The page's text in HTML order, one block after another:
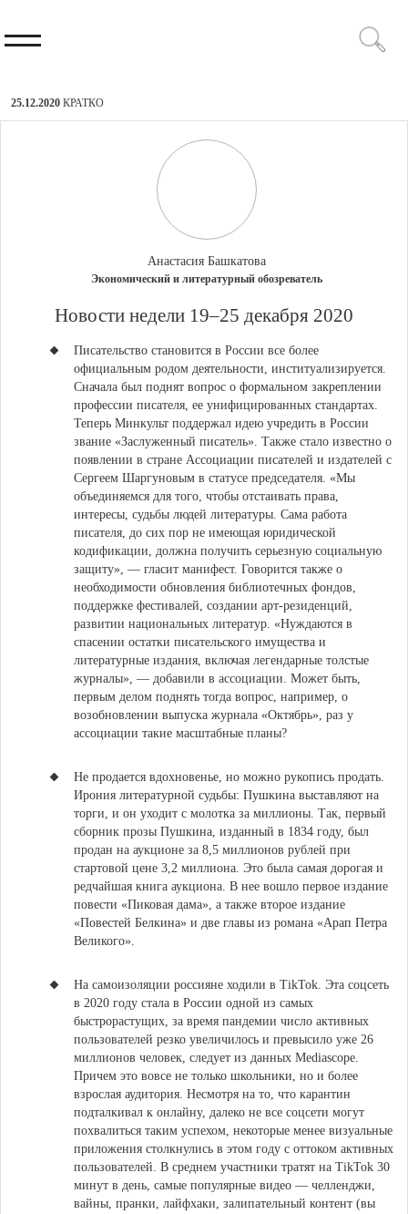
25.12.2020 КРАТКО
Анастасия Башкатова
Экономический и литературный обозреватель
Новости недели 19–25 декабря 2020
Писательство становится в России все более
официальным родом деятельности, институализируется.
Сначала был поднят вопрос о формальном закреплении
профессии писателя, ее унифицированных стандартах.
Теперь Минкульт поддержал идею учредить в России
звание «Заслуженный писатель». Также стало известно о
появлении в стране Ассоциации писателей и издателей с
Сергеем Шаргуновым в статусе председателя. «Мы
объединяемся для того, чтобы отстаивать права,
интересы, судьбы людей литературы. Сама работа
писателя, до сих пор не имеющая юридической
кодификации, должна получить серьезную социальную
защиту», — гласит манифест. Говорится также о
необходимости обновления библиотечных фондов,
поддержке фестивалей, создании арт-резиденций,
развитии национальных литератур. «Нуждаются в
спасении остатки писательского имущества и
литературные издания, включая легендарные толстые
журналы», — добавили в ассоциации. Может быть,
первым делом поднять тогда вопрос, например, о
возобновлении выпуска журнала «Октябрь», раз у
ассоциации такие масштабные планы?
Не продается вдохновенье, но можно рукопись продать.
Ирония литературной судьбы: Пушкина выставляют на
торги, и он уходит с молотка за миллионы. Так, первый
сборник прозы Пушкина, изданный в 1834 году, был
продан на аукционе за 8,5 миллионов рублей при
стартовой цене 3,2 миллиона. Это была самая дорогая и
редчайшая книга аукциона. В нее вошло первое издание
повести «Пиковая дама», а также второе издание
«Повестей Белкина» и две главы из романа «Арап Петра
Великого».
На самоизоляции россияне ходили в TikTok. Эта соцсеть
в 2020 году стала в России одной из самых
быстрорастущих, за время пандемии число активных
пользователей резко увеличилось и превысило уже 26
миллионов человек, следует из данных Mediascope.
Причем это вовсе не только школьники, но и более
взрослая аудитория. Несмотря на то, что карантин
подталкивал к онлайну, далеко не все соцсети могут
похвалиться таким успехом, некоторые менее визуальные
приложения столкнулись в этом году с оттоком активных
пользователей. В среднем участники тратят на TikTok 30
минут в день, самые популярные видео — челленджи,
вайны, пранки, лайфхаки, залипательный контент (вы